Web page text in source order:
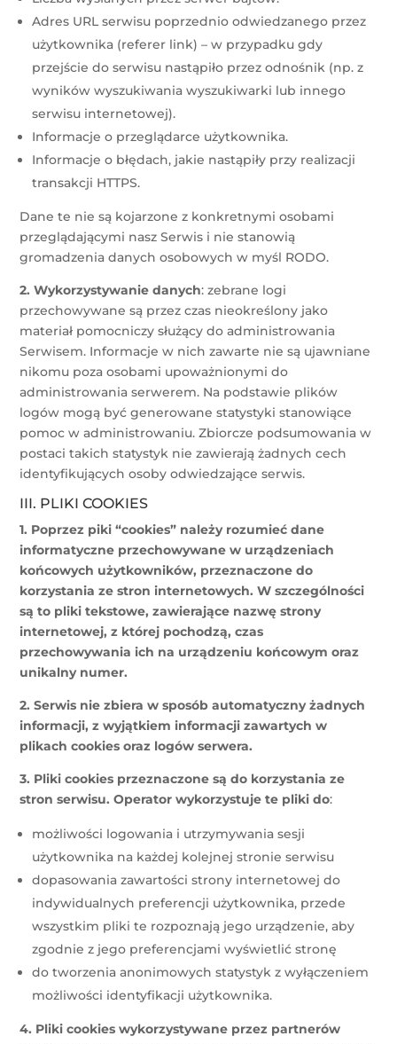
Adres URL serwisu poprzednio odwiedzanego przez
użytkownika (referer link) – w przypadku gdy
przejście do serwisu nastąpiło przez odnośnik (np. z
wyników wyszukiwania wyszukiwarki lub innego
serwisu internetowej).
Informacje o przeglądarce użytkownika.
Informacje o błędach, jakie nastąpiły przy realizacji
transakcji HTTPS.
Dane te nie są kojarzone z konkretnymi osobami
przeglądającymi nasz Serwis i nie stanowią
gromadzenia danych osobowych w myśl RODO.
2. Wykorzystywanie danych: zebrane logi
przechowywane są przez czas nieokreślony jako
materiał pomocniczy służący do administrowania
Serwisem. Informacje w nich zawarte nie są ujawniane
nikomu poza osobami upoważnionymi do
administrowania serwerem. Na podstawie plików
logów mogą być generowane statystyki stanowiące
pomoc w administrowaniu. Zbiorcze podsumowania w
postaci takich statystyk nie zawierają żadnych cech
identyfikujących osoby odwiedzające serwis.
III. PLIKI COOKIES
1. Poprzez piki “cookies” należy rozumieć dane
informatyczne przechowywane w urządzeniach
końcowych użytkowników, przeznaczone do
korzystania ze stron internetowych. W szczególności
są to pliki tekstowe, zawierające nazwę strony
internetowej, z której pochodzą, czas
przechowywania ich na urządzeniu końcowym oraz
unikalny numer.
2. Serwis nie zbiera w sposób automatyczny żadnych
informacji, z wyjątkiem informacji zawartych w
plikach cookies oraz logów serwera.
3. Pliki cookies przeznaczone są do korzystania ze
stron serwisu. Operator wykorzystuje te pliki do:
możliwości logowania i utrzymywania sesji
użytkownika na każdej kolejnej stronie serwisu
dopasowania zawartości strony internetowej do
indywidualnych preferencji użytkownika, przede
wszystkim pliki te rozpoznają jego urządzenie, aby
zgodnie z jego preferencjami wyświetlić stronę
do tworzenia anonimowych statystyk z wyłączeniem
możliwości identyfikacji użytkownika.
4. Pliki cookies wykorzystywane przez partnerów